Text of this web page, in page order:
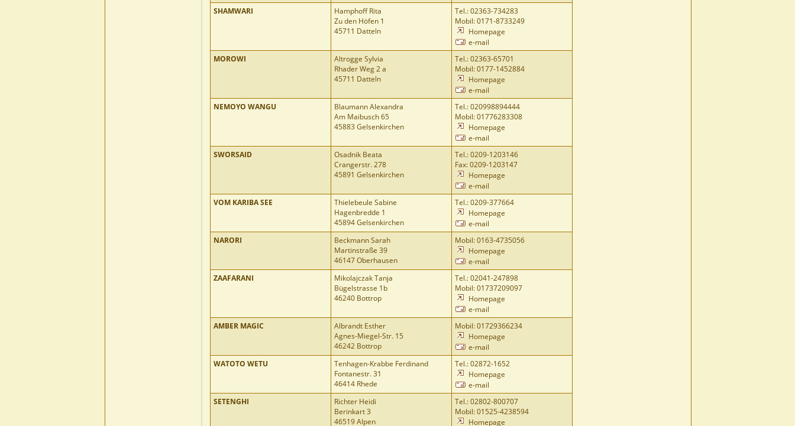
SHAMWARI
Hamphoff Rita
Zu den Höfen 1
45711 Datteln
Tel.: 02363-734283
Mobil: 0171-8733249
Homepage
e-mail
MOROWI
Altrogge Sylvia
Rhader Weg 2 a
45711 Datteln
Tel.: 02363-65701
Mobil: 0177-1452884
Homepage
e-mail
NEMOYO WANGU
Blaumann Alexandra
Am Maibusch 65
45883 Gelsenkirchen
Tel.: 020998894444
Mobil: 01776283308
Homepage
e-mail
SWORSAID
Osadnik Beata
Crangerstr. 278
45891 Gelsenkirchen
Tel.: 0209-1203146
Fax: 0209-1203147
Homepage
e-mail
VOM KARIBA SEE
Thielebeule Sabine
Hagenbredde 1
45894 Gelsenkirchen
Tel.: 0209-377664
Homepage
e-mail
NARORI
Beckmann Sarah
Martinstraße 39
46147 Oberhausen
Mobil: 0163-4735056
Homepage
e-mail
ZAAFARANI
Mikolajczak Tanja
Bügelstrasse 1b
46240 Bottrop
Tel.: 02041-247898
Mobil: 01737209097
Homepage
e-mail
AMBER MAGIC
Albrandt Esther
Agnes-Miegel-Str. 15
46242 Bottrop
Mobil: 01729366234
Homepage
e-mail
WATOTO WETU
Tenhagen-Krabbe Ferdinand
Fontanestr. 31
46414 Rhede
Tel.: 02872-1652
Homepage
e-mail
SETENGHI
Richter Heidi
Berinkart 3
46519 Alpen
Tel.: 02802-800707
Mobil: 01525-4238594
Homepage